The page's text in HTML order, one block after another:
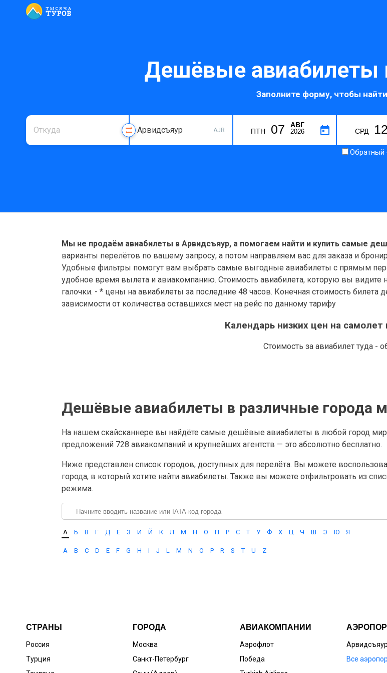
Дешёвые авиабилеты
Заполните форму, чтобы
AJR ПТН 07 АВГ
2026 СРД 12
Обратный
Мы не продаём авиабилеты в Арвидсъяур, а помогаем найти и купить самые
варианты перелётов по вашему запросу, а потом направляем вас для заказа и
Удобные фильтры помогут вам выбрать самые выгодные авиабилеты с прямым
удобное время вылета и авиакомпанию. Стоимость авиабилета, которую вы видите
галочки. - * цены на авиабилеты за последние 48 часов. Конечная стоимость
зависимости от количества оставшихся мест на рейс по данному тарифу
Календарь низких цен на самолет
Стоимость за авиабилет туда -
Дешёвые авиабилеты в различные города
На нашем скайсканнере вы найдёте самые дешёвые авиабилеты в любой город
предложений 728 авиакомпаний и крупнейших агентств — это абсолютно бесплатно.
Ниже представлен список городов, доступных для перелёта. Вы можете
города, в который хотите найти авиабилеты. Также вы можете отфильтровать из
режима.
А Б В Г Д Е З И Й К Л М Н О П Р С Т У Ф Х Ц Ч Ш Э Ю Я
A B C D E F G H I J L M N O P R S T U Z
СТРАНЫ
Россия
Турция
ГОРОДА
Москва
Санкт-Петербург
АВИАКОМПАНИИ
Аэрофлот
Победа
Арвидсъяур
Все